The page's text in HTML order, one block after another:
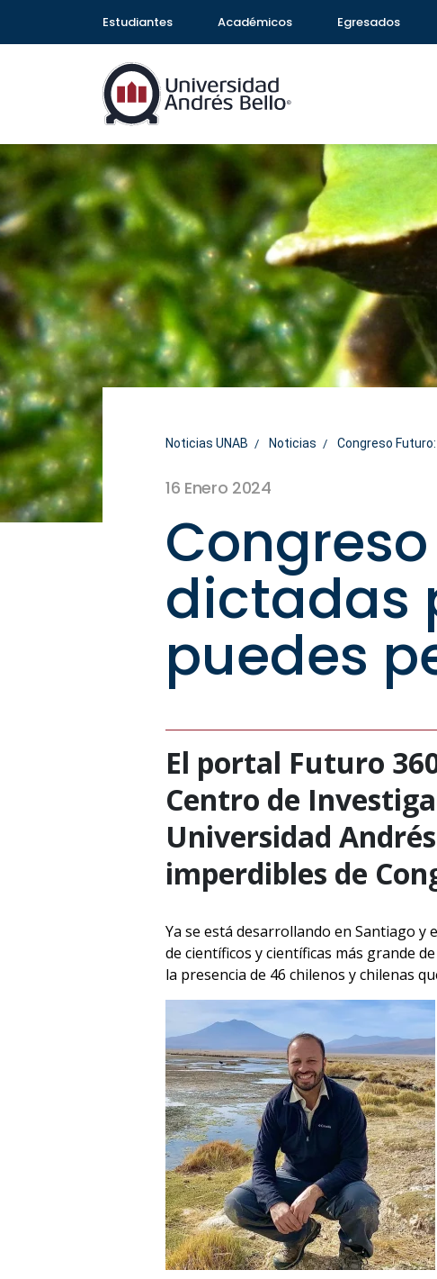
Estudiantes Académicos Egresados
Noticias UNAB Noticias Congreso
16 Enero 2024
dictadas
puedes
El portal Futuro
Centro de
Universidad
imperdibles de
Ya se está desarrollando en Santiago
de científicos y científicas más grande
la presencia de 46 chilenos y chilenas